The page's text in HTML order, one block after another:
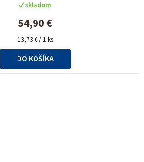
skladom
54,90 €
Jednotková
cena:
13,73 € / 1 ks
DO KOŠÍKA